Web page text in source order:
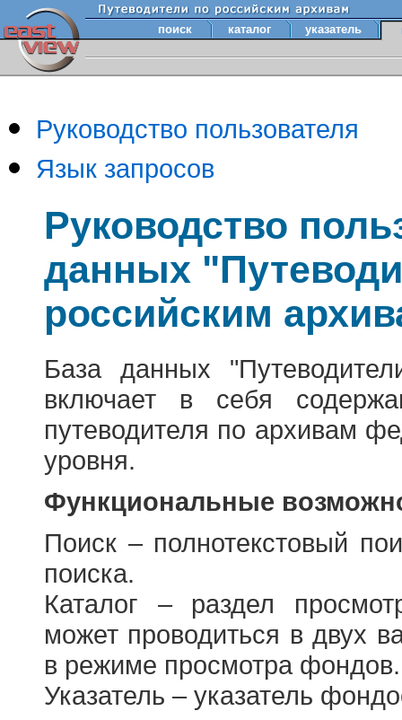
поиск каталог указатель
Руководство пользователя
Язык запросов
Руководство
данных
российским
База данных
включает в себя
путеводителя по архивам
уровня.
Функциональные
Поиск – полнотекстовый
поиска.
Каталог – раздел
может проводиться в двух
в режиме просмотра фондов.
Указатель – указатель